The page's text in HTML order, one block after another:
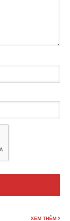
XEM THÊM